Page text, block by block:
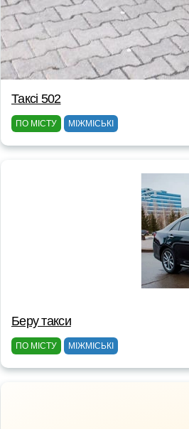
Таксі 502
ПО МІСТУ МІЖМІСЬКІ
Беру такси
ПО МІСТУ МІЖМІСЬКІ